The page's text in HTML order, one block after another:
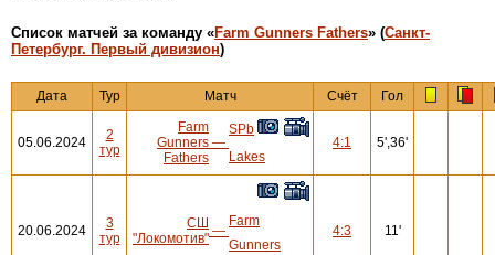
Cписок матчей за команду «Farm Gunners Fathers» (Санкт-
Петербург. Первый дивизион)
Дата Тур Матч Счёт Гол
05.06.2024
2
тур
Farm
Gunners
Fathers
—
SPb
Lakes
4:1 5',36'
20.06.2024
3
тур
СШ
"Локомотив" —
Farm
Gunners
4:3 11'